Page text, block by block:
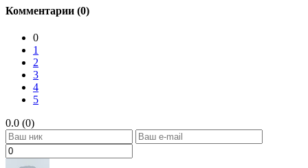
Комментарии (0)
0
1
2
3
4
5
0.0 (0)